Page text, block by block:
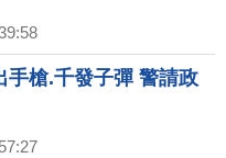
手槍.千發子彈 警請政